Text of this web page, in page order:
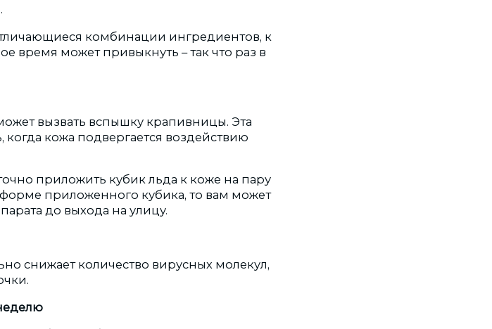
комбинации ингредиентов, к
время может привыкнуть – так что раз в
вызвать вспышку крапивницы. Эта
кожа подвергается воздействию
приложить кубик льда к коже на пару
приложенного кубика, то вам может
до выхода на улицу.
снижает количество вирусных молекул,